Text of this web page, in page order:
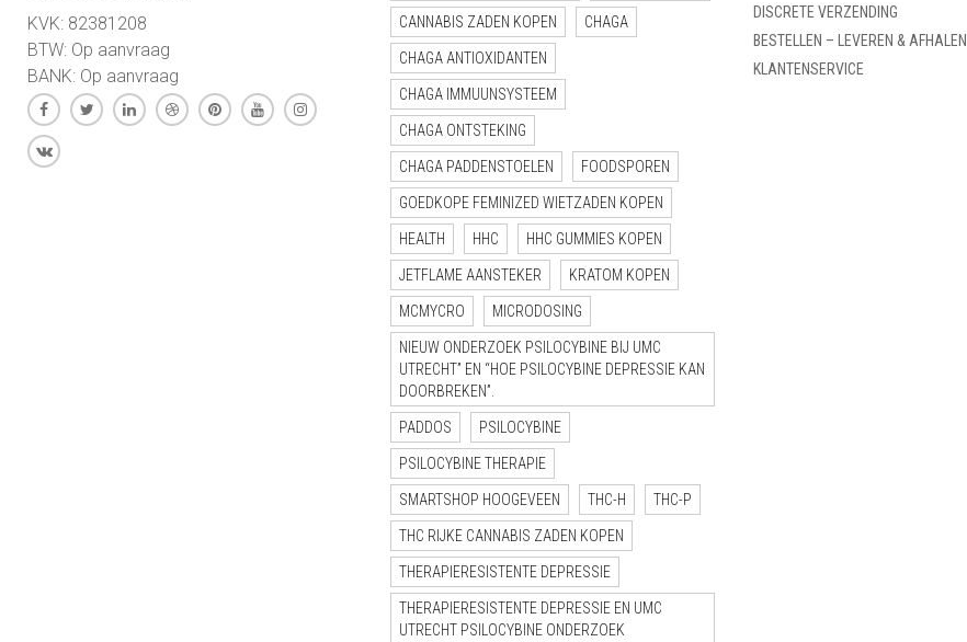
KVK: 82381208
BTW: Op aanvraag
BANK: Op aanvraag
CANNABIS ZADEN KOPEN CHAGA
CHAGA ANTIOXIDANTEN
CHAGA IMMUUNSYSTEEM
CHAGA ONTSTEKING
CHAGA PADDENSTOELEN FOODSPOREN
GOEDKOPE FEMINIZED WIETZADEN KOPEN
HEALTH HHC HHC GUMMIES KOPEN
JETFLAME AANSTEKER KRATOM KOPEN
MCMYCRO MICRODOSING
NIEUW ONDERZOEK PSILOCYBINE BIJ UMC
UTRECHT” EN “HOE PSILOCYBINE DEPRESSIE KAN
DOORBREKEN”.
PADDOS PSILOCYBINE
PSILOCYBINE THERAPIE
SMARTSHOP HOOGEVEEN THC-H THC-P
THC RIJKE CANNABIS ZADEN KOPEN
THERAPIERESISTENTE DEPRESSIE
THERAPIERESISTENTE DEPRESSIE EN UMC
UTRECHT PSILOCYBINE ONDERZOEK
DISCRETE VERZENDING
BESTELLEN – LEVEREN & AFHALEN
KLANTENSERVICE